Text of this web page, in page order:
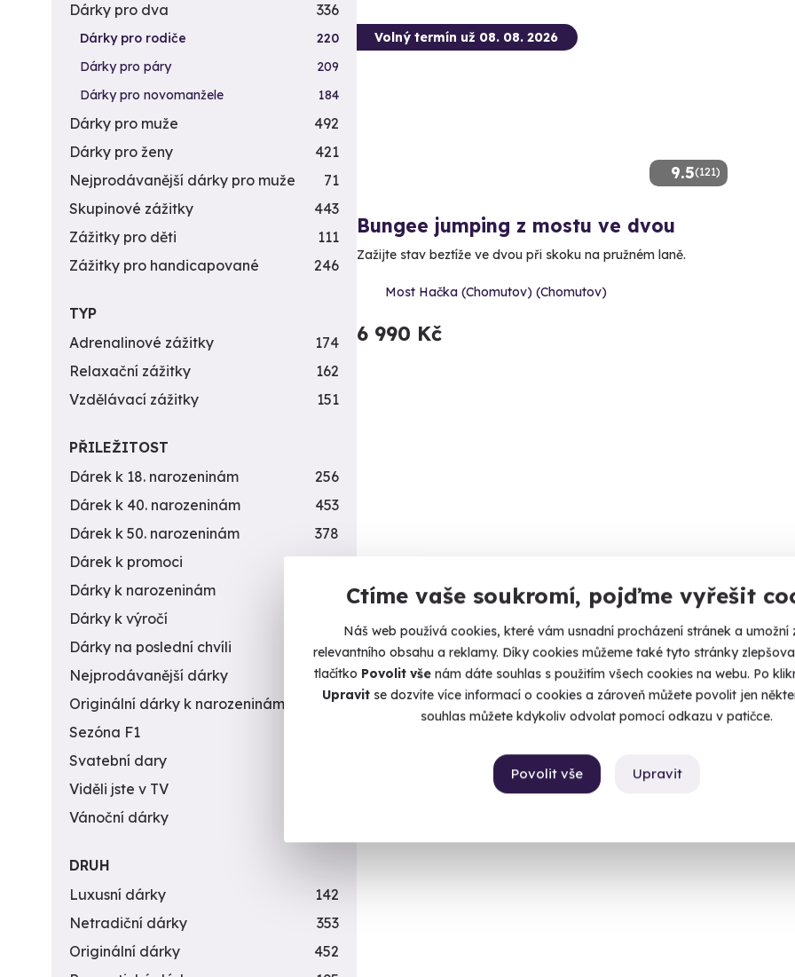
Ctíme vaše soukromí, pojďme vyřešit
Náš web používá cookies, které vám usnadní procházení stránek a umožní
relevantního obsahu a reklamy. Díky cookies můžeme také tyto stránky
tlačítko Povolit vše nám dáte souhlas s použitím všech cookies na webu. Po
Upravitse dozvíte více informací o cookies a zároveň můžete povolit jen
souhlas můžete kdykoliv odvolat pomocí odkazu v patičce.
Upravit
Povolit vše
9.5(121)
Volný termín už 08. 08. 2026
Bungee jumping z mostu ve dvou
Zažijte stav beztíže ve dvou při skoku na pružném laně.
Most Hačka (Chomutov) (Chomutov)
6 990 Kč
Dárky pro dva
336
Dárky pro rodiče
220
Dárky pro páry
209
Dárky pro novomanžele
184
Dárky pro muže
492
Dárky pro ženy
421
Nejprodávanější dárky pro muže
71
Skupinové zážitky
443
Zážitky pro děti
111
Zážitky pro handicapované
246
TYP
Adrenalinové zážitky
174
Relaxační zážitky
162
Vzdělávací zážitky
151
PŘILEŽITOST
Dárek k 18. narozeninám
256
Dárek k 40. narozeninám
453
Dárek k 50. narozeninám
378
Dárek k promoci
245
Dárky k narozeninám
Dárky k výročí
Dárky na poslední chvíli
450
Nejprodávanější dárky
56
Originální dárky k narozeninám
422
Sezóna F1
Svatební dary
Viděli jste v TV
Vánoční dárky
DRUH
Luxusní dárky
142
Netradiční dárky
353
Originální dárky
452